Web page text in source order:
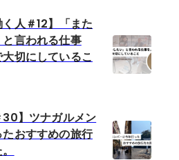
く人＃12】「また
言われる仕事
切にしているこ
30】ツナガルメン
おすすめの旅行